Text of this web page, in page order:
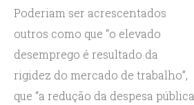
Poderiam ser acrescentados
outros como que “o elevado
desemprego é resultado da
rigidez do mercado de trabalho”,
que “a redução da despesa pública